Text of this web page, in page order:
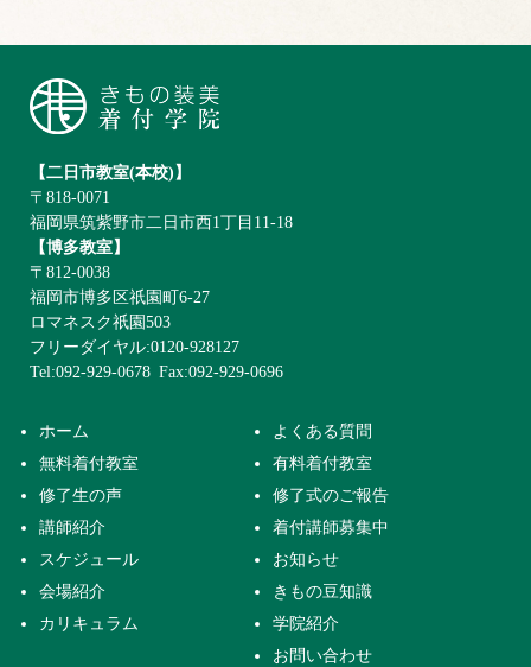
【二日市教室(本校)】
〒818-0071
福岡県筑紫野市二日市西1丁目11-18
【博多教室】
〒812-0038
福岡市博多区祇園町6-27
ロマネスク祇園503
フリーダイヤル:0120-928127
Tel:092-929-0678 Fax:092-929-0696
ホーム
無料着付教室
修了生の声
講師紹介
スケジュール
会場紹介
カリキュラム
よくある質問
有料着付教室
修了式のご報告
着付講師募集中
お知らせ
きもの豆知識
学院紹介
お問い合わせ